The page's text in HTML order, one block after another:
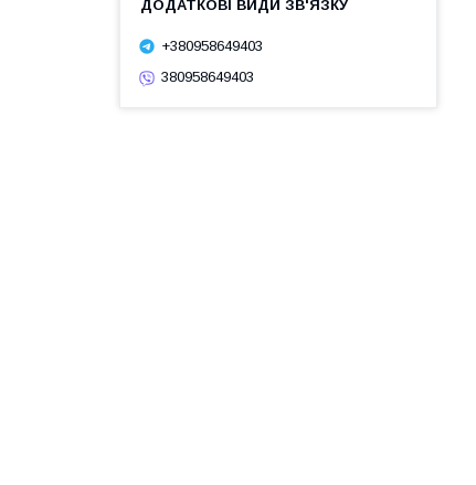
+380958649403
380958649403